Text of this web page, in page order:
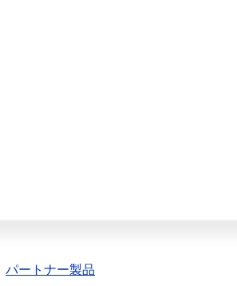
パートナー製品